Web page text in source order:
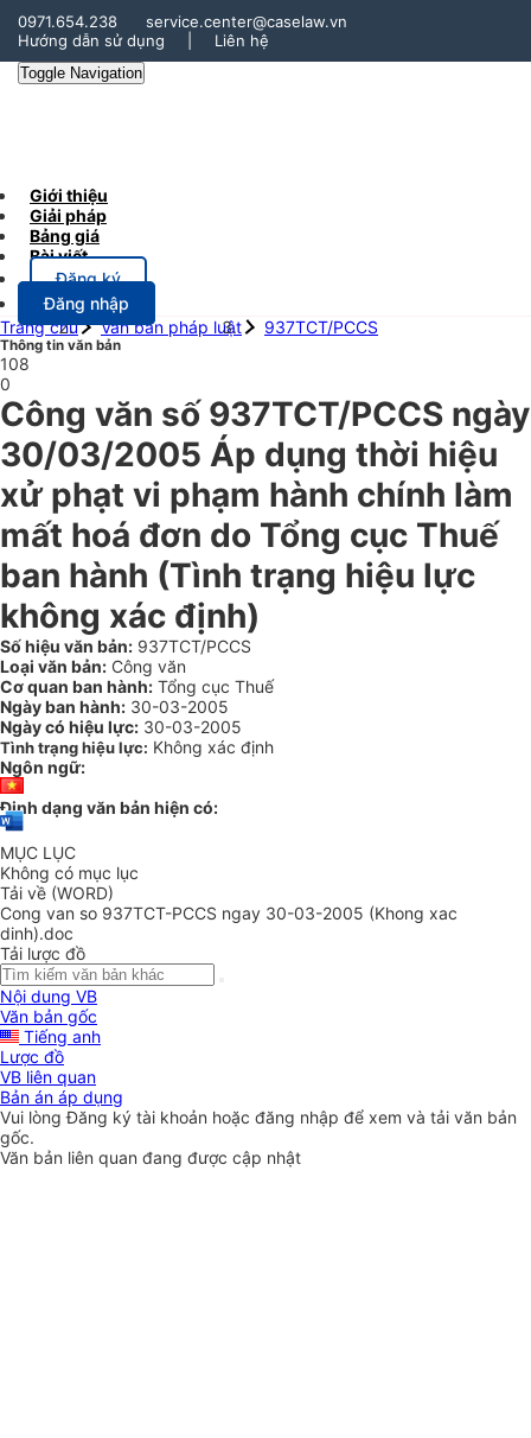
0971.654.238
service.center@caselaw.vn
Hướng dẫn sử dụng
Liên hệ
Toggle Navigation
Giới thiệu
Giải pháp
Bảng giá
Bài viết
Đăng ký
Đăng nhập
Trang chủ
Văn bản pháp luật 937TCT/PCCS
Thông tin văn bản
108
0
Công văn số 937TCT/PCCS ngày
30/03/2005 Áp dụng thời hiệu
xử phạt vi phạm hành chính làm
mất hoá đơn do Tổng cục Thuế
ban hành (Tình trạng hiệu lực
không xác định)
Số hiệu văn bản: 937TCT/PCCS
Loại văn bản: Công văn
Cơ quan ban hành: Tổng cục Thuế
Ngày ban hành: 30-03-2005
Ngày có hiệu lực: 30-03-2005
Tình trạng hiệu lực: Không xác định
Ngôn ngữ:
Định dạng văn bản hiện có:
MỤC LỤC
Không có mục lục
Tải về (WORD)
Cong van so 937TCT-PCCS ngay 30-03-2005 (Khong xac
dinh).doc
Tải lược đồ
Nội dung VB
Văn bản gốc
Tiếng anh
Lược đồ
VB liên quan
Bản án áp dụng
Vui lòngĐăng ký tài khoản hoặc đăng nhập để xem và tải văn bản
gốc.
Văn bản liên quan đang được cập nhật